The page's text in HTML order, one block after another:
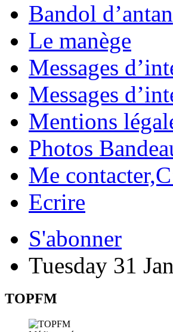
Bandol d’antan
Le manège
Messages
Messages
Mentions
Photos
Me
Ecrire
S'abonner
Tuesday 31
TOPFM